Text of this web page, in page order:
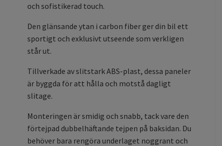
och sofistikerad touch.
Den glänsande ytan i carbon fiber ger din bil ett
sportigt och exklusivt utseende som verkligen
står ut.
Tillverkade av slitstark ABS-plast, dessa paneler
är byggda för att hålla och motstå dagligt
slitage.
Monteringen är smidig och snabb, tack vare den
förtejpad dubbelhäftande tejpen på baksidan. Du
behöver bara rengöra underlaget noggrant och